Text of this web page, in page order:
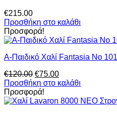
€215.00
Προσθήκη στο καλάθι
Προσφορά!
Α-Παιδικό Χαλί Fantasia Νο
€120.00 Original
price
was:
€120.00.
€75.00Η
τρέχουσα
είναι:
Προσθήκη στο καλάθι
Προσφορά!